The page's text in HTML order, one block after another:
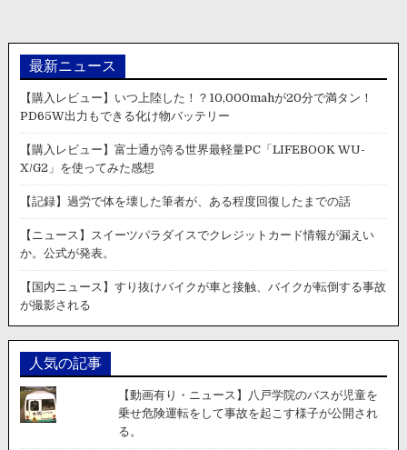
ス】
き
逃
犯
が
イ
ク
を
引
ず
り
ら
す
る
様
最新ニュース
【購入レビュー】いつ上陸した！？10,000mahが20分で満タン！
PD65W出力もできる化け物バッテリー
【購入レビュー】富士通が誇る世界最軽量PC「LIFEBOOK WU-
X/G2」を使ってみた感想
【記録】過労で体を壊した筆者が、ある程度回復したまでの話
【ニュース】スイーツパラダイスでクレジットカード情報が漏えい
か。公式が発表。
【国内ニュース】すり抜けバイクが車と接触、バイクが転倒する事故
が撮影される
人気の記事
【動画有り・ニュース】八戸学院のバスが児童を
乗せ危険運転をして事故を起こす様子が公開され
る。